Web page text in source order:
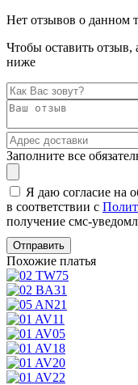
Нет отзывов о данном
Чтобы оставить отзыв,
ниже
Заполните все
Я даю согласие на
в соответствии с
получение смс-
Похожие платья